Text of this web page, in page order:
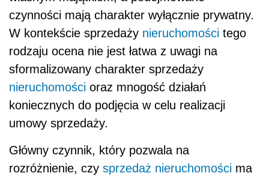
czynności mają charakter wyłącznie prywatny.
W kontekście sprzedaży nieruchomości tego
rodzaju ocena nie jest łatwa z uwagi na
sformalizowany charakter sprzedaży
nieruchomości oraz mnogość działań
koniecznych do podjęcia w celu realizacji
umowy sprzedaży.
Główny czynnik, który pozwala na
rozróżnienie, czy sprzedaż nieruchomości ma